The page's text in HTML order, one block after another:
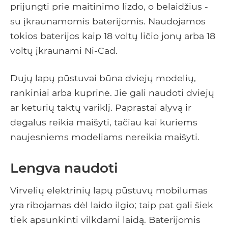
prijungti prie maitinimo lizdo, o belaidžius -
su įkraunamomis baterijomis. Naudojamos
tokios baterijos kaip 18 voltų ličio jonų arba 18
voltų įkraunami Ni-Cad.
Dujų lapų pūstuvai būna dviejų modelių,
rankiniai arba kuprinė. Jie gali naudoti dviejų
ar keturių taktų variklį. Paprastai alyvą ir
degalus reikia maišyti, tačiau kai kuriems
naujesniems modeliams nereikia maišyti.
Lengva naudoti
Virvelių elektrinių lapų pūstuvų mobilumas
yra ribojamas dėl laido ilgio; taip pat gali šiek
tiek apsunkinti vilkdami laidą. Baterijomis